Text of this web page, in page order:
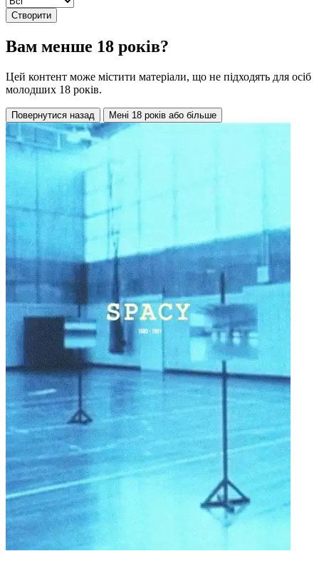
Створити
Вам менше 18 років?
Цей контент може містити матеріали, що не підходять для осіб
молодших 18 років.
Повернутися назад Мені 18 років або більше